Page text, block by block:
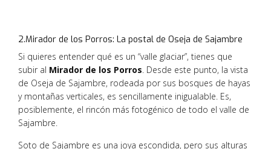
2.Mirador de los Porros: La postal de Oseja de Sajambre
Si quieres entender qué es un “valle glaciar”, tienes que
subir al Mirador de los Porros. Desde este punto, la vista
de Oseja de Sajambre, rodeada por sus bosques de hayas
y montañas verticales, es sencillamente inigualable. Es,
posiblemente, el rincón más fotogénico de todo el valle de
Sajambre.
Soto de Sajambre es una joya escondida, pero sus alturas